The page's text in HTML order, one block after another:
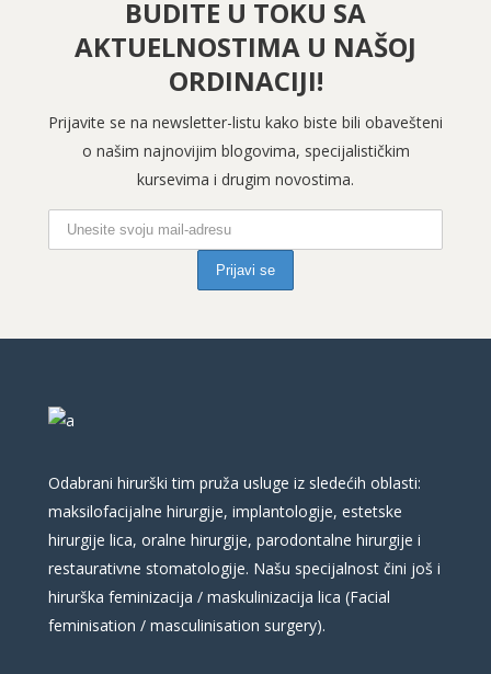
BUDITE U TOKU SA
AKTUELNOSTIMA U NAŠOJ
ORDINACIJI!
Prijavite se na newsletter-listu kako biste bili obavešteni
o našim najnovijim blogovima, specijalističkim
kursevima i drugim novostima.
Odabrani hirurški tim pruža usluge iz sledećih oblasti:
maksilofacijalne hirurgije, implantologije, estetske
hirurgije lica, oralne hirurgije, parodontalne hirurgije i
restaurativne stomatologije. Našu specijalnost čini još i
hirurška feminizacija / maskulinizacija lica (Facial
feminisation / masculinisation surgery).